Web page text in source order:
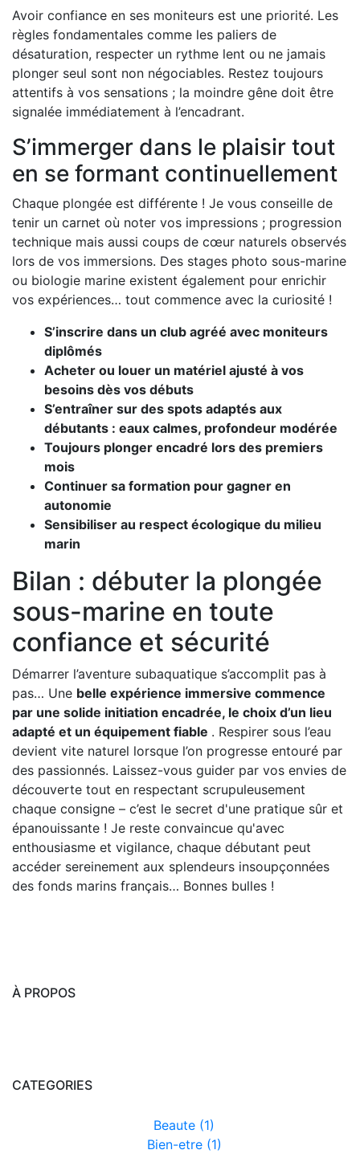
Avoir confiance en ses moniteurs est une priorité. Les
règles fondamentales comme les paliers de
désaturation, respecter un rythme lent ou ne jamais
plonger seul sont non négociables. Restez toujours
attentifs à vos sensations ; la moindre gêne doit être
signalée immédiatement à l’encadrant.
S’immerger dans le plaisir tout
en se formant continuellement
Chaque plongée est différente ! Je vous conseille de
tenir un carnet où noter vos impressions ; progression
technique mais aussi coups de cœur naturels observés
lors de vos immersions. Des stages photo sous-marine
ou biologie marine existent également pour enrichir
vos expériences… tout commence avec la curiosité !
S’inscrire dans un club agréé avec moniteurs
diplômés
Acheter ou louer un matériel ajusté à vos
besoins dès vos débuts
S’entraîner sur des spots adaptés aux
débutants : eaux calmes, profondeur modérée
Toujours plonger encadré lors des premiers
mois
Continuer sa formation pour gagner en
autonomie
Sensibiliser au respect écologique du milieu
marin
Bilan : débuter la plongée
sous-marine en toute
confiance et sécurité
Démarrer l’aventure subaquatique s’accomplit pas à
pas… Une belle expérience immersive commence
par une solide initiation encadrée, le choix d’un lieu
adapté et un équipement fiable . Respirer sous l’eau
devient vite naturel lorsque l’on progresse entouré par
des passionnés. Laissez-vous guider par vos envies de
découverte tout en respectant scrupuleusement
chaque consigne – c’est le secret d'une pratique sûr et
épanouissante ! Je reste convaincue qu'avec
enthousiasme et vigilance, chaque débutant peut
accéder sereinement aux splendeurs insoupçonnées
des fonds marins français… Bonnes bulles !
À PROPOS
CATEGORIES
Beaute (1)
Bien-etre (1)